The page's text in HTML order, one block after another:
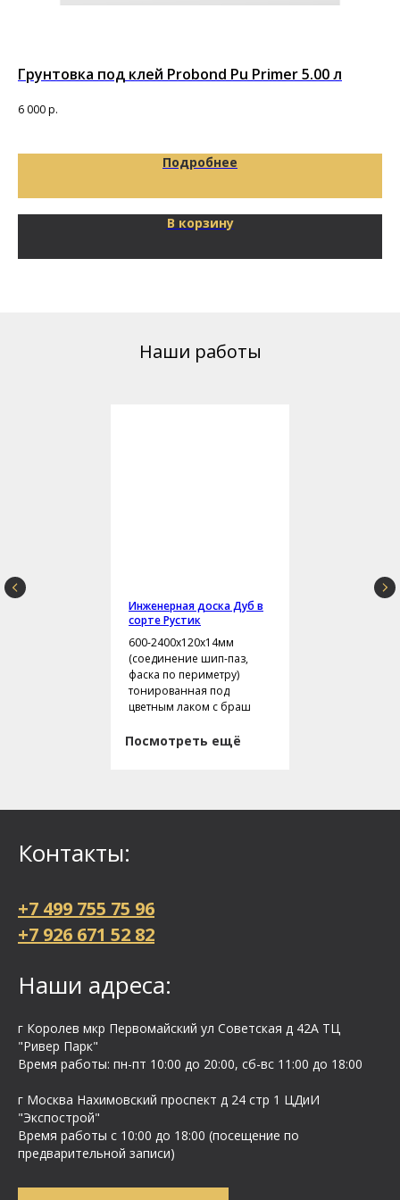
Грунтовка под клей Probond Pu Primer 5.00 л
6 000р.
Подробнее
В корзину
Наши работы
Инженерная доска Дуб в
сорте Рустик
600-2400х120х14мм
(соединение шип-паз,
фаска по периметру)
тонированная под
цветным лаком с браш
Посмотреть ещё
Контакты:
+7 499 755 75 96
+7 926 671 52 82
Наши адреса:
г Королев мкр Первомайский ул Cоветская д 42А ТЦ
"Ривер Парк"
Время работы: пн-пт 10:00 до 20:00, сб-вс 11:00 до 18:00
г Москва Нахимовский проспект д 24 стр 1 ЦДиИ
"Экспострой"
Время работы с 10:00 до 18:00 (посещение по
предварительной записи)